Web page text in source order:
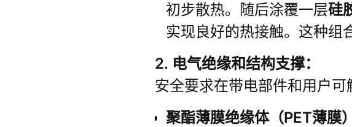
初步散热。随后涂覆一层硅
实现良好的热接触。这种组
2. 电气绝缘和结构支撑：
安全要求在带电部件和用户
聚酯薄膜绝缘体（PET薄膜）